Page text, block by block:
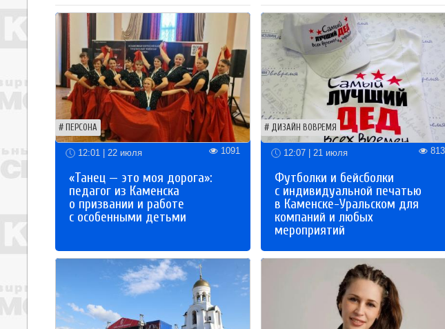
ПЕРСОНА
12:01 | 22 июля 1091
«Танец — это моя дорога»:
педагог из Каменска
о призвании и работе
с особенными детьми
ДИЗАЙН ВОВРЕМЯ
12:07 | 21 июля 813
Футболки и бейсболки
с индивидуальной печатью
в Каменске-Уральском для
компаний и любых
мероприятий